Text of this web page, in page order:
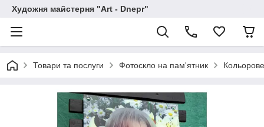
Художня майстерня "Art - Dnepr"
Товари та послуги Фотоскло на пам'ятник